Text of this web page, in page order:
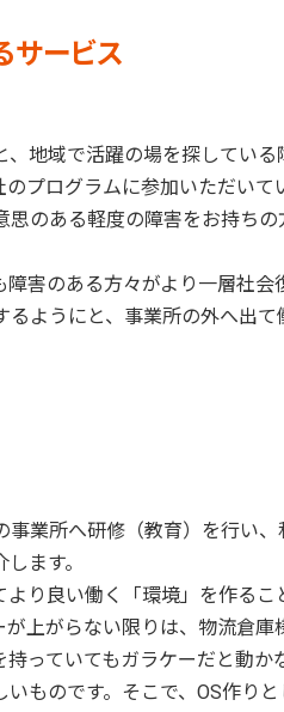
サービス
地域で活躍の場を探している
プログラムに参加いただいて
のある軽度の障害をお持ちの
害のある方々がより一層社会
ようにと、事業所の外へ出
業所へ研修（教育）を行い、
ます。
り良い働く「環境」を作るこ
上がらない限りは、物流倉庫
っていてもガラケーだと動か
ものです。そこで、 OS作りと